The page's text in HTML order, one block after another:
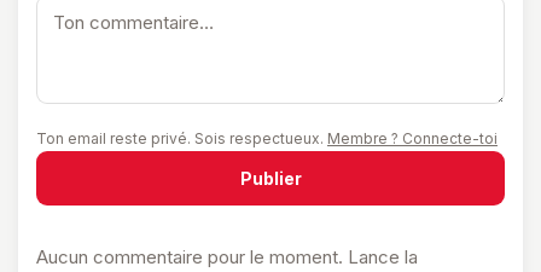
Ton email reste privé. Sois respectueux. Membre ? Connecte-toi
Publier
Aucun commentaire pour le moment. Lance la